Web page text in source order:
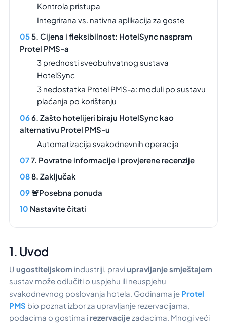
Kontrola pristupa
Integrirana vs. nativna aplikacija za goste
5. Cijena i fleksibilnost: HotelSync naspram
Protel PMS-a
3 prednosti sveobuhvatnog sustava
HotelSync
3 nedostatka Protel PMS-a: moduli po sustavu
plaćanja po korištenju
6. Zašto hotelijeri biraju HotelSync kao
alternativu Protel PMS-u
Automatizacija svakodnevnih operacija
7. Povratne informacije i provjerene recenzije
8. Zaključak
🚨Posebna ponuda
Nastavite čitati
1. Uvod
U ugostiteljskom industriji, praviupravljanje smještajem
sustav može odlučiti o uspjehu ili neuspjehu
svakodnevnog poslovanja hotela. Godinama je Protel
PMS bio poznat izbor za upravljanje rezervacijama,
podacima o gostima i rezervacijezadacima. Mnogi veći